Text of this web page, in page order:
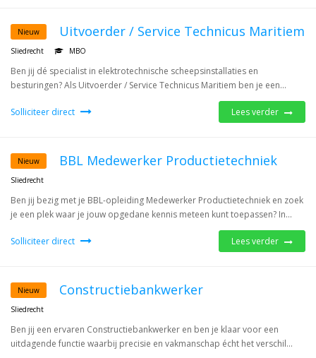
Nieuw Uitvoerder / Service Technicus Maritiem
Sliedrecht MBO
Ben jij dé specialist in elektrotechnische scheepsinstallaties en
besturingen? Als Uitvoerder / Service Technicus Maritiem ben je een...
Solliciteer direct Lees verder
Nieuw BBL Medewerker Productietechniek
Sliedrecht
Ben jij bezig met je BBL-opleiding Medewerker Productietechniek en zoek
je een plek waar je jouw opgedane kennis meteen kunt toepassen? In...
Solliciteer direct Lees verder
Nieuw Constructiebankwerker
Sliedrecht
Ben jij een ervaren Constructiebankwerker en ben je klaar voor een
uitdagende functie waarbij precisie en vakmanschap écht het verschil...